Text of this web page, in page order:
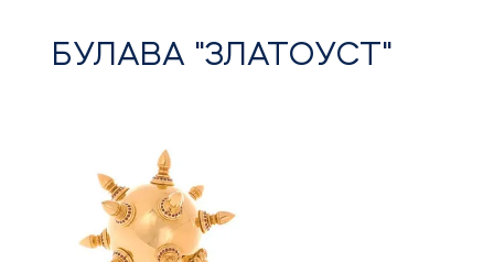
БУЛАВА "ЗЛАТОУСТ"